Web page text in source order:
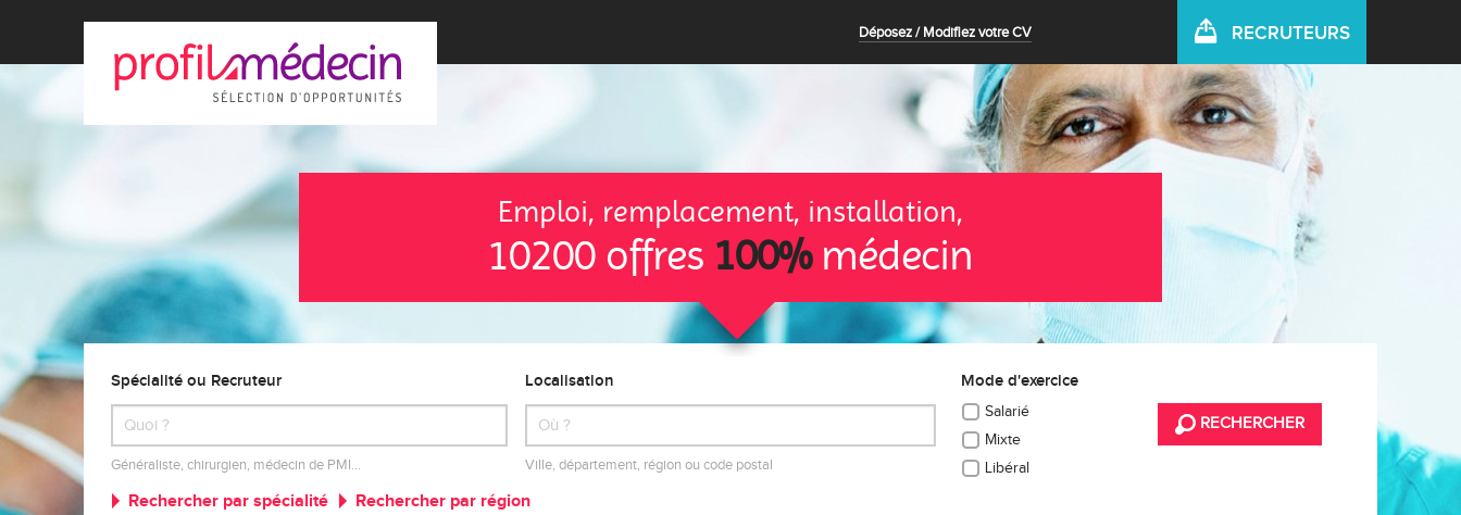
Déposez / Modifiez votre CV RECRUTEURS
Emploi, remplacement, installation,
10200 offres 100%médecin
Spécialité ou Recruteur
Généraliste, chirurgien, médecin de PMI…
Localisation
Ville, département, région ou code postal
Mode d'exercice
Salarié
Mixte
Libéral
RECHERCHER
Rechercher par spécialité Rechercher par région